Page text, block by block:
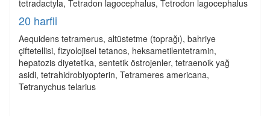
tetradactyla, Tetradon lagocephalus, Tetrodon lagocephalus
20 harfli
Aequidens tetramerus, altüstetme (toprağı), bahriye
çiftetellisi, fizyolojisel tetanos, heksametilentetramin,
hepatozis diyetetika, sentetik östrojenler, tetraenoik yağ
asidi, tetrahidrobiyopterin, Tetrameres americana,
Tetranychus telarius